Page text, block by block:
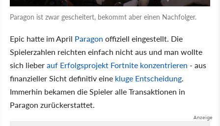
Paragon ist zwar gescheitert, bekommt aber einen Nachfolger.
Epic hatte im April Paragon offiziell eingestellt. Die
Spielerzahlen reichten einfach nicht aus und man wollte
sich lieberauf Erfolgsprojekt Fortnite konzentrieren - aus
finanzieller Sicht definitiv eine kluge Entscheidung.
Immerhin bekamen die Spieler alle Transaktionen in
Paragon zurückerstattet.